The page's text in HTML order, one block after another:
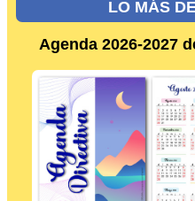
LO MÁS
Agenda 2026-2027